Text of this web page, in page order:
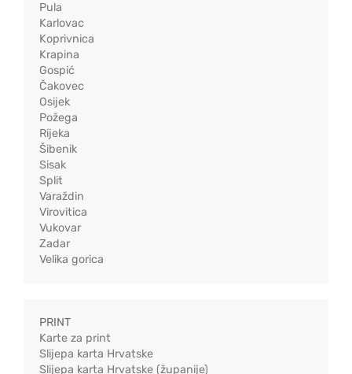
Pula
Karlovac
Koprivnica
Krapina
Gospić
Čakovec
Osijek
Požega
Rijeka
Šibenik
Sisak
Split
Varaždin
Virovitica
Vukovar
Zadar
Velika gorica
PRINT
Karte za print
Slijepa karta Hrvatske
Slijepa karta Hrvatske (županije)